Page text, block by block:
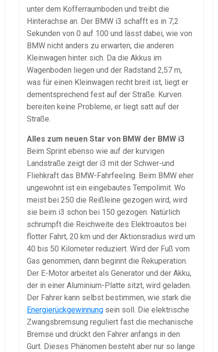
unter dem Kofferraumboden und treibt die
Hinterachse an. Der BMW i3 schafft es in 7,2
Sekunden von 0 auf 100 und lässt dabei, wie von
BMW nicht anders zu erwarten, die anderen
Kleinwagen hinter sich. Da die Akkus im
Wagenboden liegen und der Radstand 2,57 m,
was für einen Kleinwagen recht breit ist, liegt er
dementsprechend fest auf der Straße. Kurven
bereiten keine Probleme, er liegt satt auf der
Straße.
Alles zum neuen Star von BMW der BMW i3
Beim Sprint ebenso wie auf der kurvigen
Landstraße zeigt der i3 mit der Schwer-und
Fliehkraft das BMW-Fahrfeeling. Beim BMW eher
ungewohnt ist ein eingebautes Tempolimit. Wo
meist bei 250 die Reißleine gezogen wird, wird
sie beim i3 schon bei 150 gezogen. Natürlich
schrumpft die Reichweite des Elektroautos bei
flotter Fahrt, 20 km und der Aktionsradius wird um
40 bis 50 Kilometer reduziert. Wird der Fuß vom
Gas genommen, dann beginnt die Rekuperation.
Der E-Motor arbeitet als Generator und der Akku,
der in einer Aluminium-Platte sitzt, wird geladen.
Der Fahrer kann selbst bestimmen, wie stark die
Energierückgewinnung sein soll. Die elektrische
Zwangsbremsung reguliert fast die mechanische
Bremse und drückt den Fahrer anfangs in den
Gurt. Dieses Phänomen besteht aber nur so lange